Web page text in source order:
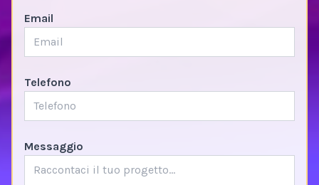
Email
Telefono
Messaggio